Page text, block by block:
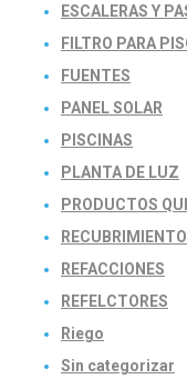
ESCALERAS Y
FILTRO PARA
FUENTES
PANEL SOLAR
PISCINAS
PLANTA DE LUZ
PRODUCTOS
REFACCIONES
REFELCTORES
Riego
Sin categorizar